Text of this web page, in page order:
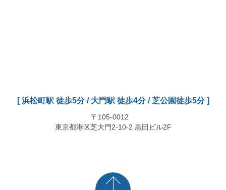
[ 浜松町駅 徒歩5分 / 大門駅 徒歩4分 / 芝公園徒歩5分 ]
〒105-0012
東京都港区芝大門2-10-2 黒田ビル2F